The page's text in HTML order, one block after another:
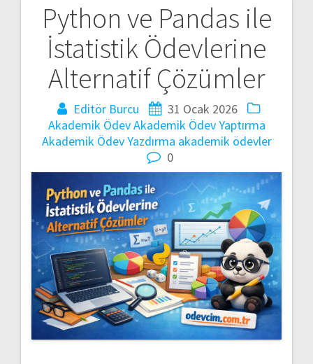
Python ve Pandas ile
İstatistik Ödevlerine
Alternatif Çözümler
Editör Burcu
31 Ocak 2026
Akademik ÖdevAkademik Ödev Yaptırma
Akademik Ödev Yazdırma akademik ödevler
0
Yazı
gezinmesi